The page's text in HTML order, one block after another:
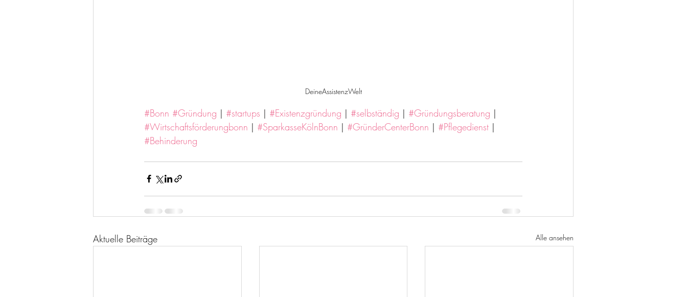
DeineAssistenzWelt
#Bonn #Gründung | #startups | #Existenzgründung | #selbständig | #Gründungsberatung |
#Wirtschaftsförderungbonn | #SparkasseKölnBonn | #GründerCenterBonn | #Pflegedienst |
#Behinderung
Aktuelle Beiträge Alle ansehen